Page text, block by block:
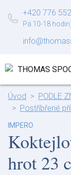
+420 776
Pá 10-18
Úvod PODLE
Postříbřené
IMPERO
hrot 23